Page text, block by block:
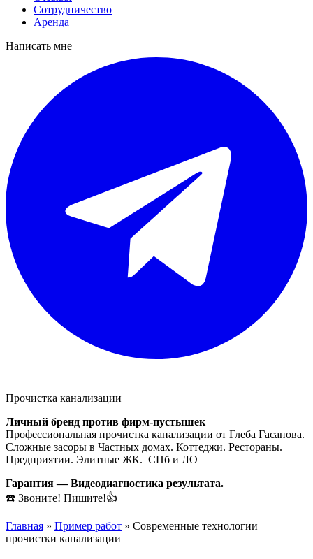
Сотрудничество
Аренда
Написать мне
Прочистка канализации
Личный бренд против фирм-пустышек
Профессиональная прочистка канализации от Глеба Гасанова.
Сложные засоры в Частных домах. Коттеджи. Рестораны.
Предприятии. Элитные ЖК. СПб и ЛО
Гарантия — Видеодиагностика результата.
☎️ Звоните! Пишите!👍
Главная » Пример работ » Современные технологии
прочистки канализации